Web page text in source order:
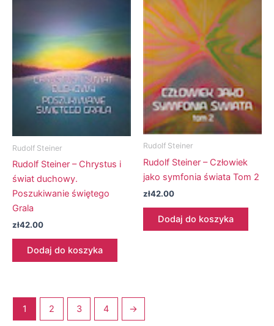
Rudolf Steiner
Rudolf Steiner – Chrystus i
świat duchowy.
Poszukiwanie świętego
Grala
zł42.00
Dodaj do koszyka
Rudolf Steiner
Rudolf Steiner – Człowiek
jako symfonia świata Tom 2
zł42.00
Dodaj do koszyka
1 2 3 4 →